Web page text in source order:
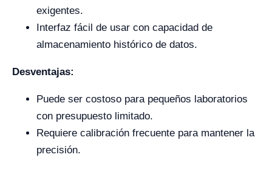
exigentes.
Interfaz fácil de usar con capacidad de
almacenamiento histórico de datos.
Desventajas:
Puede ser costoso para pequeños laboratorios
con presupuesto limitado.
Requiere calibración frecuente para mantener la
precisión.